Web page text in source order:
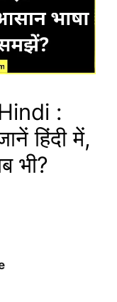
:
हिंदी में,
भी?